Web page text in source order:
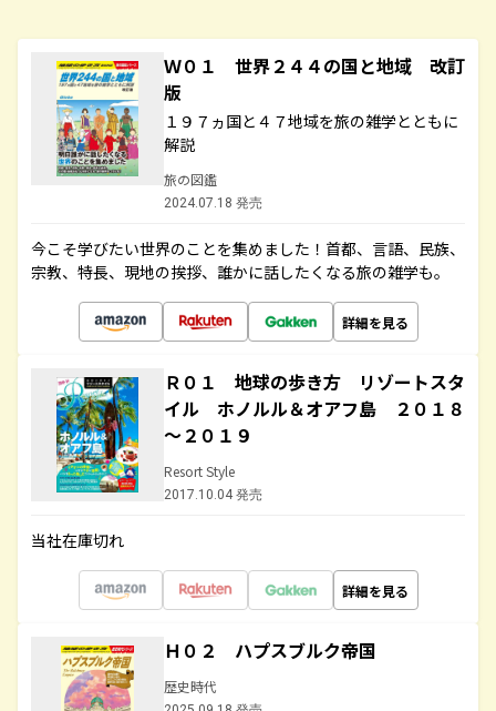
Ｗ０１ 世界２４４の国と地域 改訂
版
１９７ヵ国と４７地域を旅の雑学とともに
解説
旅の図鑑
2024.07.18 発売
今こそ学びたい世界のことを集めました！首都、言語、民族、
宗教、特長、現地の挨拶、誰かに話したくなる旅の雑学も。
詳細を見る
Ｒ０１ 地球の歩き方 リゾートスタ
イル ホノルル＆オアフ島 ２０１８
～２０１９
Resort Style
2017.10.04 発売
当社在庫切れ
詳細を見る
Ｈ０２ ハプスブルク帝国
歴史時代